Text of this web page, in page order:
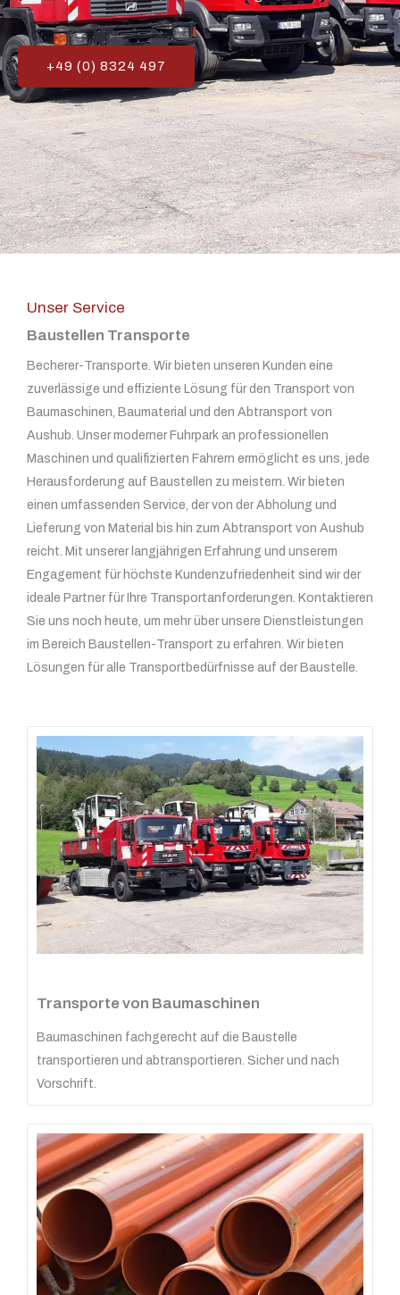
+49 (0) 8324 497
Unser Service
Baustellen Transporte
Becherer-Transporte. Wir bieten unseren Kunden eine
zuverlässige und effiziente Lösung für den Transport von
Baumaschinen, Baumaterial und den Abtransport von
Aushub. Unser moderner Fuhrpark an professionellen
Maschinen und qualifizierten Fahrern ermöglicht es uns, jede
Herausforderung auf Baustellen zu meistern. Wir bieten
einen umfassenden Service, der von der Abholung und
Lieferung von Material bis hin zum Abtransport von Aushub
reicht. Mit unserer langjährigen Erfahrung und unserem
Engagement für höchste Kundenzufriedenheit sind wir der
ideale Partner für Ihre Transportanforderungen. Kontaktieren
Sie uns noch heute, um mehr über unsere Dienstleistungen
im Bereich Baustellen-Transport zu erfahren. Wir bieten
Lösungen für alle Transportbedürfnisse auf der Baustelle.
Transporte von Baumaschinen
Baumaschinen fachgerecht auf die Baustelle
transportieren und abtransportieren. Sicher und nach
Vorschrift.